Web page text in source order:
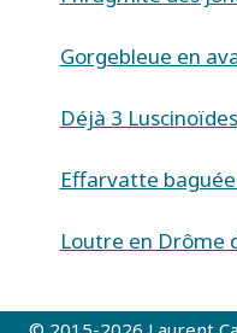
Gorgebleue en
Déjà 3 Luscinoïdes
Effarvatte
Loutre en Drôme